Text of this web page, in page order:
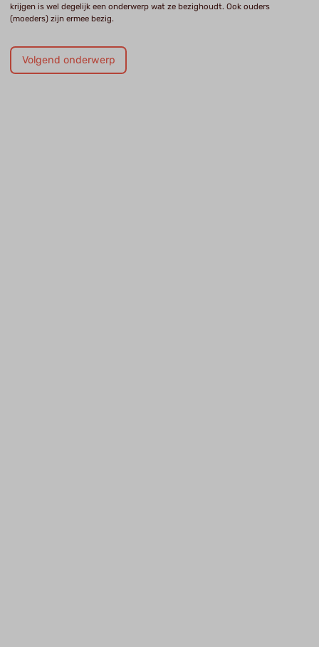
krijgen is wel degelijk een onderwerp wat ze bezighoudt. Ook ouders
(moeders) zijn ermee bezig.
Volgend onderwerp